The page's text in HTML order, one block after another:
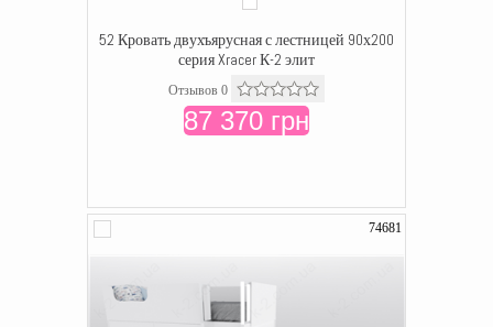
52 Кровать двухъярусная с лестницей 90х200
серия Xracer К-2 элит
Отзывов 0
87 370 грн
74681